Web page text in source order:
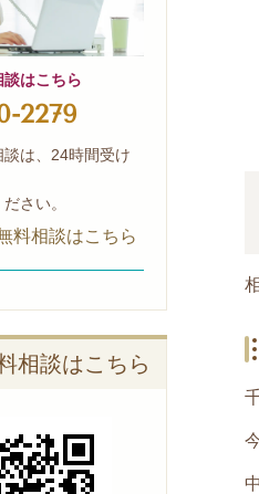
はこちら
2279
談は、24時間受け
さい。
料相談はこちら
相談はこちら